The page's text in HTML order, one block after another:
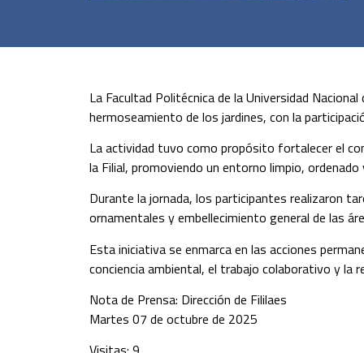
La Facultad Politécnica de la Universidad
hermoseamiento de los jardines, con la
La actividad tuvo como propósito fortalecer el
la Filial, promoviendo un entorno limpio,
Durante la jornada, los participantes realizaron
ornamentales y embellecimiento general de las
Esta iniciativa se enmarca en las acciones
conciencia ambiental, el trabajo colaborativo y la
Nota de Prensa: Dirección de Fililaes
Martes 07 de octubre de 2025